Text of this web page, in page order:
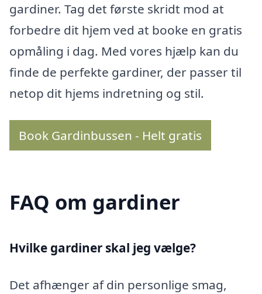
gardiner. Tag det første skridt mod at
forbedre dit hjem ved at booke en gratis
opmåling i dag. Med vores hjælp kan du
finde de perfekte gardiner, der passer til
netop dit hjems indretning og stil.
Book Gardinbussen - Helt gratis
FAQ om gardiner
Hvilke gardiner skal jeg vælge?
Det afhænger af din personlige smag,